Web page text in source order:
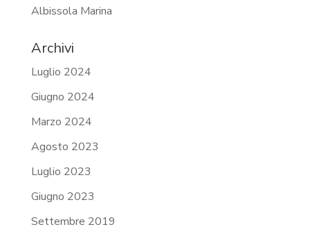
Albissola Marina
Archivi
Luglio 2024
Giugno 2024
Marzo 2024
Agosto 2023
Luglio 2023
Giugno 2023
Settembre 2019